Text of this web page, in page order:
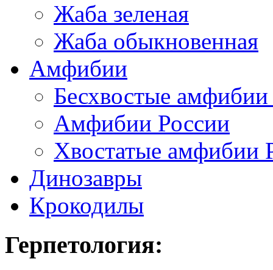
Жаба зеленая
Жаба обыкновенная
Амфибии
Бесхвостые
Амфибии России
Хвостатые амфибии
Динозавры
Крокодилы
Герпетология: